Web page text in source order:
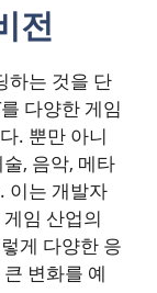
전
하는 것을 단
다양한 게임
. 뿐만 아니
, 음악, 메타
이는 개발자
임 산업의
게 다양한 응
변화를 예